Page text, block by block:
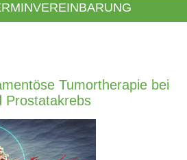
Tumortherapie bei
Prostatakrebs